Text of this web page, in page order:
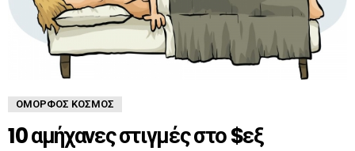
ΌΜΟΡΦΟΣ ΚΌΣΜΟΣ
10 αμήχανες στιγμές στο $εξ